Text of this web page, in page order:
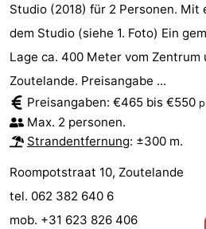
Studio (2018) für 2 Personen. Mit
dem Studio (siehe 1. Foto) Ein
Lage ca. 400 Meter vom Zentrum
Zoutelande. Preisangabe ...
Preisangaben: €465 bis €550
Max. 2 personen.
Strandentfernung: ±300 m.
Roompotstraat 10, Zoutelande
tel. 062 382 640 6
mob. +31 623 826 406